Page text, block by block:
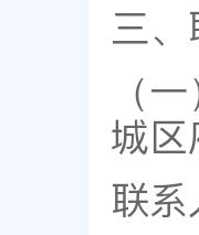
三
（
城区
联